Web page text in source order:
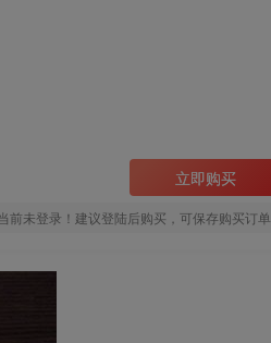
立即购买
前未登录！建议登陆后购买，可保存购买订单